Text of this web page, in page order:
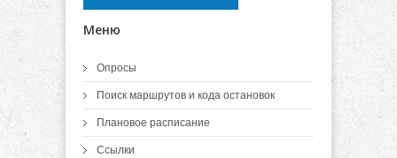
Меню
Опросы
Поиск маршрутов и кода остановок
Плановое расписание
Ссылки